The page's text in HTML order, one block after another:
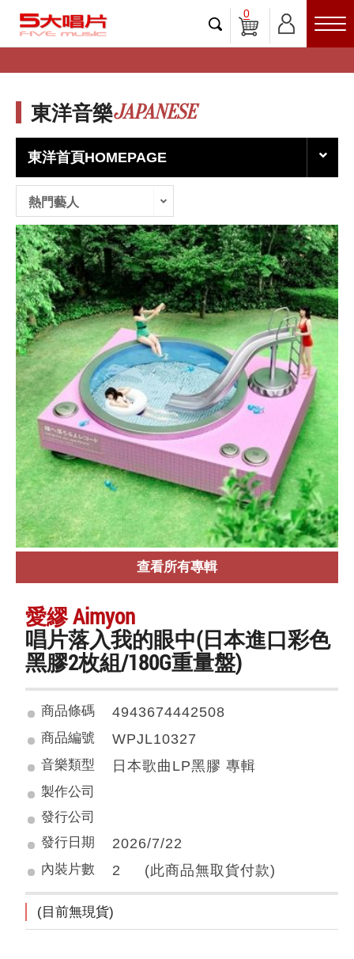
0
東洋音樂JAPANESE
東洋首頁HOMEPAGE
熱門藝人
查看所有專輯
愛繆 Aimyon
唱片落入我的眼中(日本進口彩色
黑膠2枚組/180G重量盤)
商品條碼 4943674442508
商品編號 WPJL10327
音樂類型 日本歌曲LP黑膠 專輯
製作公司
發行公司
發行日期
2026/7/22
內裝片數 2 (此商品無取貨付款)
(目前無現貨)